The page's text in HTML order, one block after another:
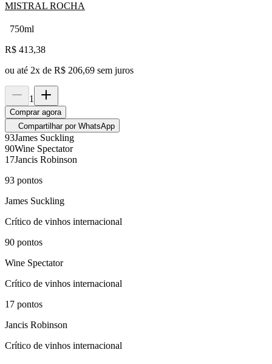
MISTRAL ROCHA
750ml
R$ 413,38
ou até 2x de R$ 206,69 sem juros
1
Comprar agora
Compartilhar por WhatsApp
93James Suckling
90Wine Spectator
17Jancis Robinson
93 pontos
James Suckling
Crítico de vinhos internacional
90 pontos
Wine Spectator
Crítico de vinhos internacional
17 pontos
Jancis Robinson
Crítico de vinhos internacional